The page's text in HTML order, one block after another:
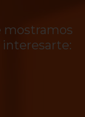
mostramos